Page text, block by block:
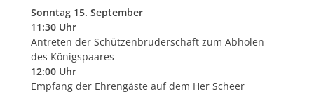
Sonntag 15. September
11:30 Uhr
Antreten der Schützenbruderschaft zum Abholen
des Königspaares
12:00 Uhr
Empfang der Ehrengäste auf dem Her Scheer